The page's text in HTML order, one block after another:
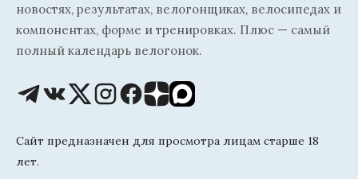
новостях, результатах, велогонщиках, велосипедах и
компонентах, форме и тренировках. Плюс — самый
полный календарь велогонок.
Сайт предназначен для просмотра лицам старше 18
лет.